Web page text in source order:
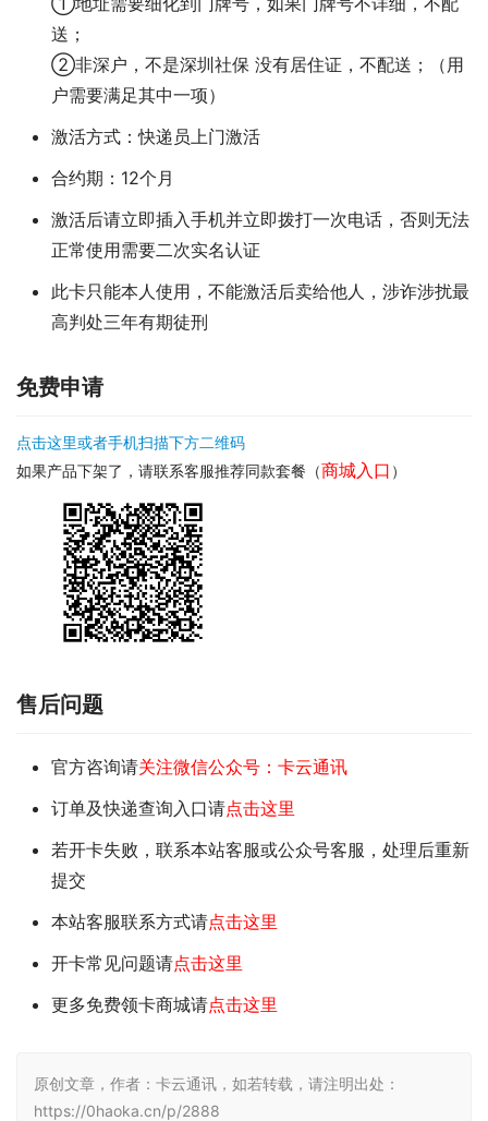
送；
②非深户，不是深圳社保 没有居住证，不配送；（用
户需要满足其中一项）
激活方式：快递员上门激活
合约期：12个月
激活后请立即插入手机并立即拨打一次电话，否则无法
正常使用需要二次实名认证
此卡只能本人使用，不能激活后卖给他人，涉诈涉扰最
高判处三年有期徒刑
免费申请
点击这里或者手机扫描下方二维码
如果产品下架了，请联系客服推荐同款套餐（商城入口 ）
售后问题
官方咨询请关注微信公众号：卡云通讯
订单及快递查询入口请点击这里
若开卡失败，联系本站客服或公众号客服，处理后重新
提交
本站客服联系方式请点击这里
开卡常见问题请点击这里
更多免费领卡商城请点击这里
原创文章，作者：卡云通讯，如若转载，请注明出处：
https://0haoka.cn/p/2888